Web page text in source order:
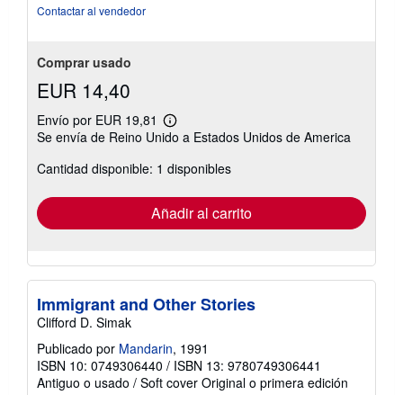
Contactar al vendedor
Comprar usado
EUR 14,40
Envío por EUR 19,81
Más
información
las
tarifas
envío
Se envía de Reino Unido a Estados Unidos de America
Cantidad disponible: 1 disponibles
Añadir al carrito
Immigrant and Other Stories
Clifford D. Simak
Publicado por Mandarin, 1991
ISBN 10: 0749306440 / ISBN 13: 9780749306441
Antiguo o usado / Soft cover Original o primera edición